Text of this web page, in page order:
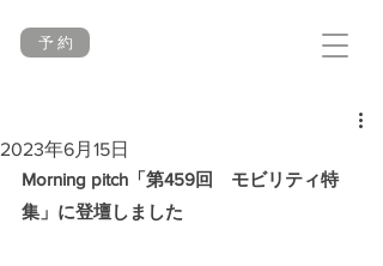
予 約
2023年6月15日
Morning pitch「第459回　モビリティ特
集」に登壇しました